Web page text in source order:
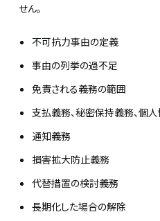
せん。
不可抗力事由の定義
事由の列挙の過不足
免責される義務の範囲
支払義務、秘密保持義務、個
通知義務
損害拡大防止義務
代替措置の検討義務
長期化した場合の解除